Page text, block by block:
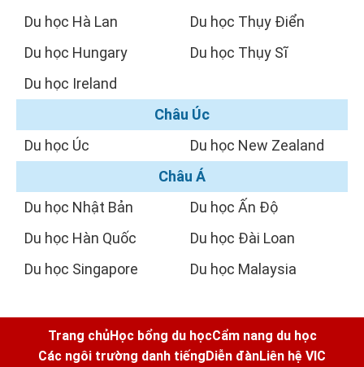
Du học Hà Lan
Du học Hungary
Du học Ireland
Du học Thụy Điển
Du học Thụy Sĩ
Châu Úc
Du học Úc
Du học New Zealand
Châu Á
Du học Nhật Bản
Du học Hàn Quốc
Du học Singapore
Du học Ấn Độ
Du học Đài Loan
Du học Malaysia
Trang chủHọc bổng du họcCẩm nang du học
Các ngôi trường danh tiếngDiễn đànLiên hệ VIC